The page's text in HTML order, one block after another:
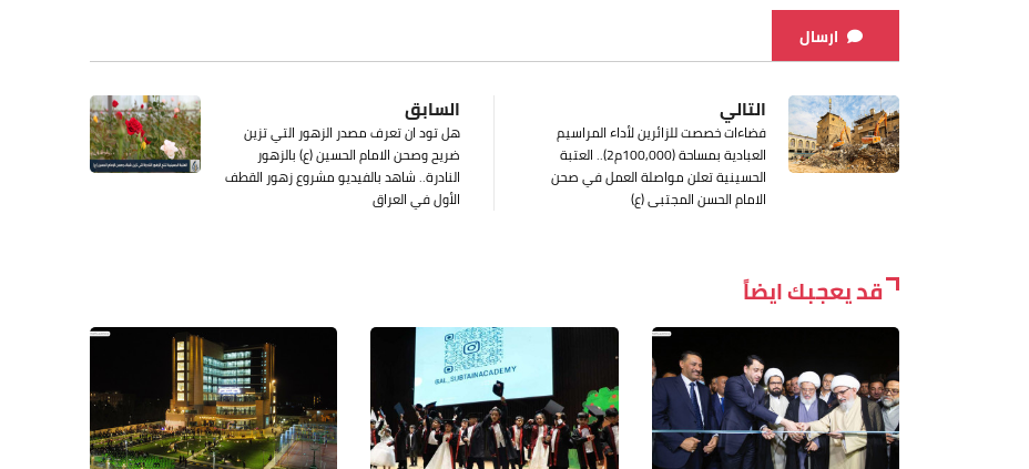
ارسال
السابق
هل تود ان تعرف مصدر الزهور التي تزين
ضريح وصحن الامام الحسين (ع) بالزهور
النادرة.. شاهد بالفيديو مشروع زهور القطف
الأول في العراق
التالي
فضاءات خصصت للزائرين لأداء المراسيم
العبادية بمساحة (100,000م2).. العتبة
الحسينية تعلن مواصلة العمل في صحن
الامام الحسن المجتبى (ع)
قد يعجبك ايضاً